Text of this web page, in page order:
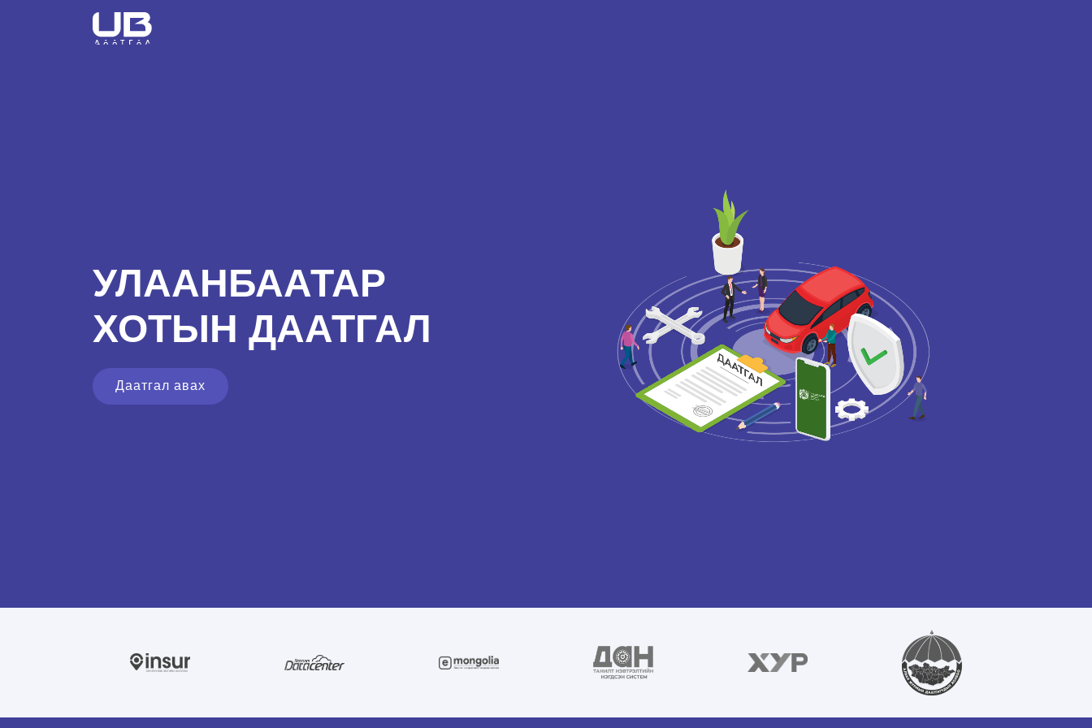
УЛААНБААТАР
ХОТЫН ДААТГАЛ
Даатгал авах